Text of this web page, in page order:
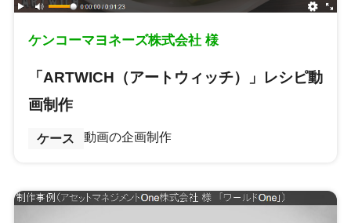
ケンコーマヨネーズ株式会社 様
「ARTWICH（アートウィッチ）」レシピ動
画制作
ケース 動画の企画制作